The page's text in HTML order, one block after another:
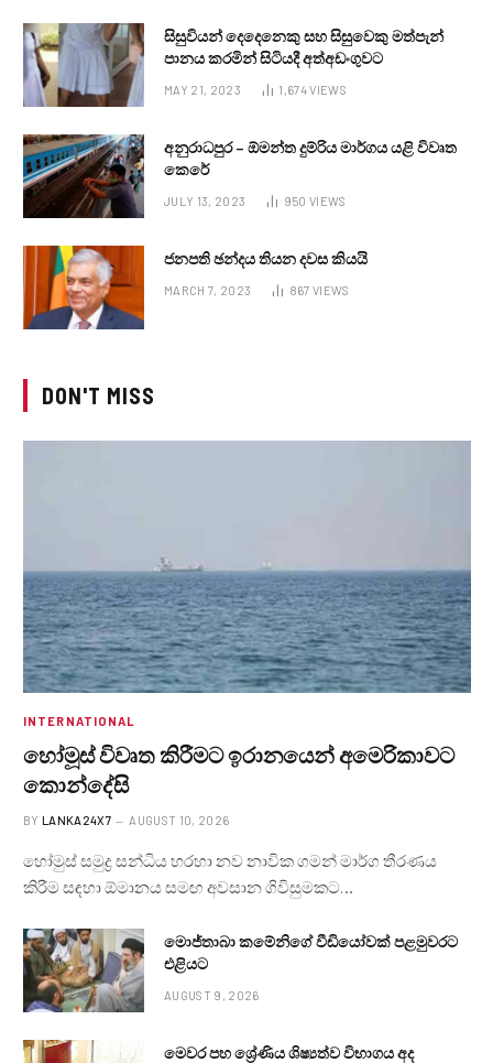
සිසුවියන් දෙදෙනෙකු සහ සිසුවෙකු මත්පැන්
පානය කරමින් සිටියදී අත්අඩංගුවට
MAY 21, 2023 1,674VIEWS
අනුරාධපුර – ඕමන්ත දුම්රිය මාර්ගය යළි විවෘත
කෙරේ
JULY 13, 2023 950 VIEWS
ජනපති ඡන්දය තියන දවස කියයි
MARCH 7, 2023 867 VIEWS
DON'T MISS
INTERNATIONAL
හෝමූස් විවෘත කිරීමට ඉරානයෙන් අමෙරිකාවට
කොන්දේසි
BY LANKA24X7 AUGUST 10, 2026
හෝමුස් සමුද්‍ර සන්ධිය හරහා නව නාවික ගමන් මාර්ග තීරණය
කිරීම සඳහා ඕමානය සමඟ අවසාන ගිවිසුමකට…
මොජ්තාබා කමේනිගේ වීඩියෝවක් පළමුවරට
එළියට
AUGUST 9, 2026
මෙවර පහ ශ්‍රේණිය ශිෂ්‍යත්ව විභාගය අද